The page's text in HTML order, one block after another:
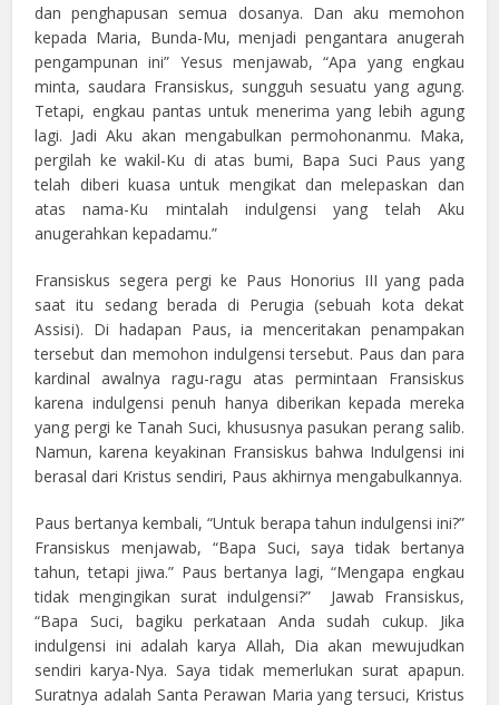
dan penghapusan semua dosanya. Dan aku memohon
kepada Maria, Bunda-Mu, menjadi pengantara anugerah
pengampunan ini” Yesus menjawab, “Apa yang engkau
minta, saudara Fransiskus, sungguh sesuatu yang agung.
Tetapi, engkau pantas untuk menerima yang lebih agung
lagi. Jadi Aku akan mengabulkan permohonanmu. Maka,
pergilah ke wakil-Ku di atas bumi, Bapa Suci Paus yang
telah diberi kuasa untuk mengikat dan melepaskan dan
atas nama-Ku mintalah indulgensi yang telah Aku
anugerahkan kepadamu.”
Fransiskus segera pergi ke Paus Honorius III yang pada
saat itu sedang berada di Perugia (sebuah kota dekat
Assisi). Di hadapan Paus, ia menceritakan penampakan
tersebut dan memohon indulgensi tersebut. Paus dan para
kardinal awalnya ragu-ragu atas permintaan Fransiskus
karena indulgensi penuh hanya diberikan kepada mereka
yang pergi ke Tanah Suci, khususnya pasukan perang salib.
Namun, karena keyakinan Fransiskus bahwa Indulgensi ini
berasal dari Kristus sendiri, Paus akhirnya mengabulkannya.
Paus bertanya kembali, “Untuk berapa tahun indulgensi ini?”
Fransiskus menjawab, “Bapa Suci, saya tidak bertanya
tahun, tetapi jiwa.” Paus bertanya lagi, “Mengapa engkau
tidak mengingikan surat indulgensi?” Jawab Fransiskus,
“Bapa Suci, bagiku perkataan Anda sudah cukup. Jika
indulgensi ini adalah karya Allah, Dia akan mewujudkan
sendiri karya-Nya. Saya tidak memerlukan surat apapun.
Suratnya adalah Santa Perawan Maria yang tersuci, Kristus